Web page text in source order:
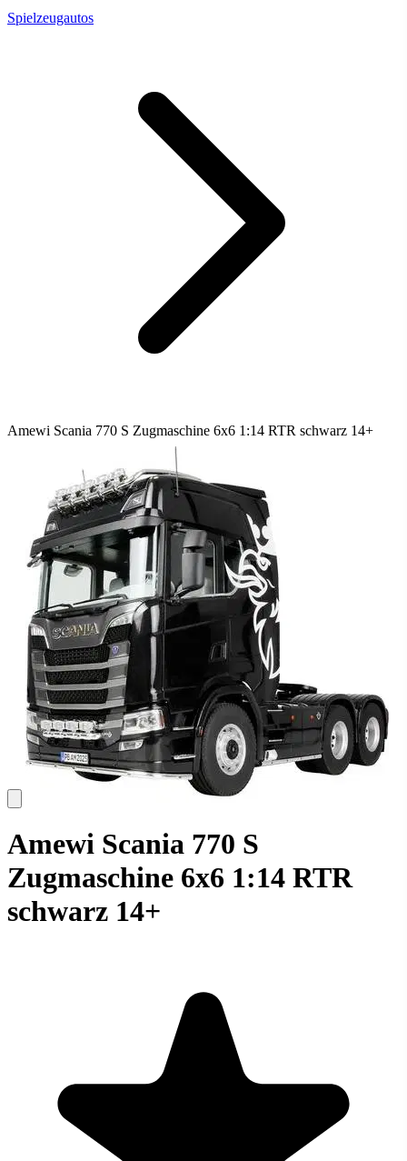
Spielzeugautos
Amewi Scania 770 S Zugmaschine 6x6 1:14 RTR schwarz 14+
Amewi Scania 770 S
Zugmaschine 6x6 1:14 RTR
schwarz 14+